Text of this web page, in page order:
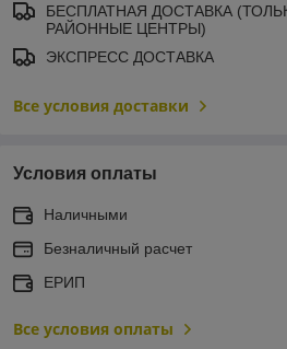
БЕСПЛАТНАЯ ДОСТАВКА
РАЙОННЫЕ ЦЕНТРЫ)
ЭКСПРЕСС ДОСТАВКА
Все условия доставки
Условия оплаты
Наличными
Безналичный расчет
ЕРИП
Все условия оплаты